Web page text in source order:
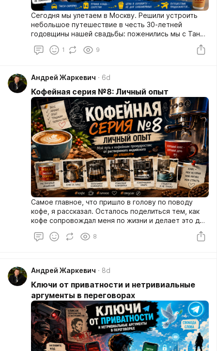
Сегодня мы улетаем в Москву. Решили устроить
небольшое путешествие в честь 30-летней
годовщины нашей свадьбы: поженились мы с Таней
9 августа 1996 года.
1 9
Андрей Жаркевич 6d
Кофейная серия №8: Личный опыт
Самое главное, что пришло в голову по поводу
кофе, я рассказал. Осталось поделиться тем, как
кофе сопровождал меня по жизни и делает это до
завариваю.
8
Андрей Жаркевич 8d
Ключи от приватности и нетривиальные
аргументы в переговорах